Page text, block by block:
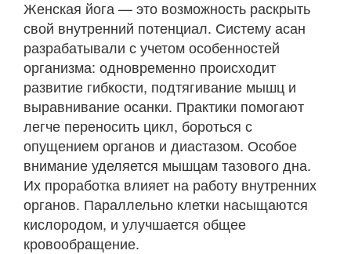
Женская йога — это возможность раскрыть
свой внутренний потенциал. Систему асан
разрабатывали с учетом особенностей
организма: одновременно происходит
развитие гибкости, подтягивание мышц и
выравнивание осанки. Практики помогают
легче переносить цикл, бороться с
опущением органов и диастазом. Особое
внимание уделяется мышцам тазового дна.
Их проработка влияет на работу внутренних
органов. Параллельно клетки насыщаются
кислородом, и улучшается общее
кровообращение.